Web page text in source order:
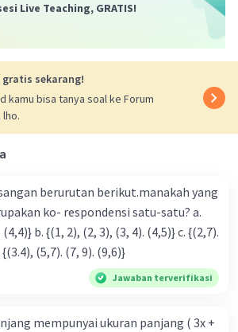
Live Teaching, GRATIS!
gratis sekarang!
kamu bisa tanya soal ke Forum
berurutan berikut.manakah yang
satu-satu? a.
c. {(2,7).
(6,9). (8,7)} d. {(3.4), (5,7). (7, 9). (9,6)}
Jawaban terverifikasi
mempunyai ukuran panjang ( 3x +